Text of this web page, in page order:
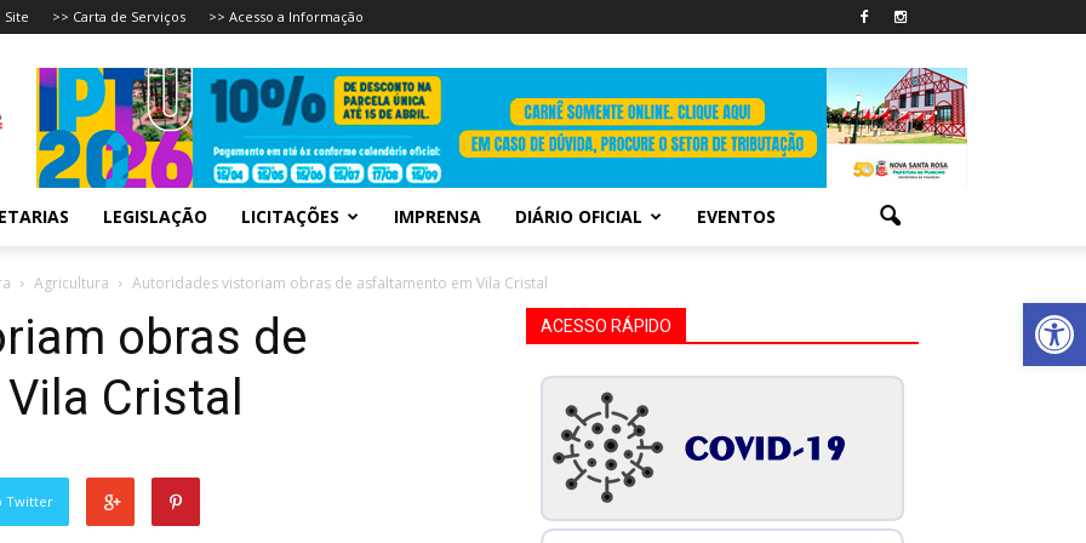
Abrir
Site >> Carta de Serviços >> Acesso a Informação
LEGISLAÇÃO LICITAÇÕES IMPRENSA DIÁRIO OFICIAL EVENTOS
Agricultura Autoridades vistoriam obras de asfaltamento em Vila Cristal
obras de
Cristal
Twitter
ACESSO RÁPIDO